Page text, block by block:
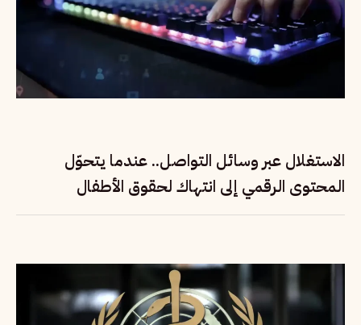
الاستغلال عبر وسائل التواصل.. عندما يتحوّل
المحتوى الرقمي إلى انتهاك لحقوق الأطفال